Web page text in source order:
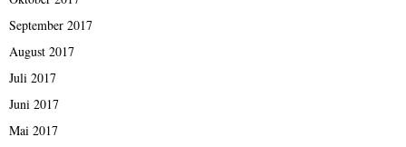
September 2017
August 2017
Juli 2017
Juni 2017
Mai 2017